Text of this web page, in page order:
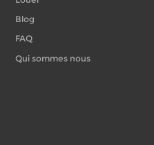
Blog
FAQ
Qui sommes nous